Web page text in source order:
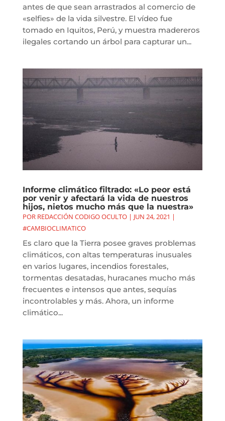
antes de que sean arrastrados al comercio de
«selfies» de la vida silvestre. El vídeo fue
tomado en Iquitos, Perú, y muestra madereros
ilegales cortando un árbol para capturar un...
Informe climático filtrado: «Lo peor está
por venir y afectará la vida de nuestros
hijos, nietos mucho más que la nuestra»
POR REDACCIÓN CODIGO OCULTO| JUN 24, 2021 |
#CAMBIOCLIMATICO
Es claro que la Tierra posee graves problemas
climáticos, con altas temperaturas inusuales
en varios lugares, incendios forestales,
tormentas desatadas, huracanes mucho más
frecuentes e intensos que antes, sequías
incontrolables y más. Ahora, un informe
climático...